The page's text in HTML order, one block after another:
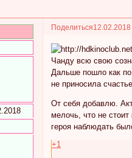
Поделиться
Чанду всю свою
Дальше пошло как
не приносила
От себя добавлю.
мелочь, что не
героя наблюдать
+1